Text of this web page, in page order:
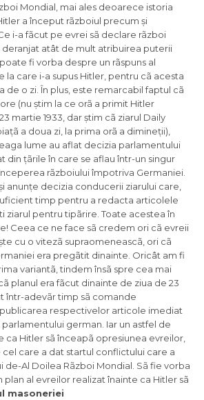
Mondial, mai ales deoarece istoria
a început rãzboiul precum și
i-a fãcut pe evrei sã declare rãzboi
deranjat atât de mult atribuirea puterii
fi vorba despre un rãspuns al
la care i-a supus Hitler, pentru cã acesta
de o zi. În plus, este remarcabil faptul cã
(nu știm la ce orã a primit Hitler
martie 1933, dar știm cã ziarul Daily
a doua zi, la prima orã a dimineții),
lume au aflat decizia parlamentului
din țãrile în care se aflau într-un singur
rãzboiului împotriva Germaniei.
anunțe decizia conducerii ziarului care,
timp pentru a redacta articolele
ziarul pentru tipãrire. Toate acestea în
Ceea ce ne face sã credem ori cã evreii
cu o vitezã supraomeneascã, ori cã
era pregãtit dinainte. Oricât am fi
variantã, tindem însã spre cea mai
planul era fãcut dinainte de ziua de 23
într-adevãr timp sã comande
publicarea respectivelor articole imediat
german. Iar un astfel de
ca Hitler sã înceapã opresiunea evreilor,
cel care a dat startul conflictului care a
de-Al Doilea Rãzboi Mondial. Sã fie vorba
al evreilor realizat înainte ca Hitler sã
masoneriei